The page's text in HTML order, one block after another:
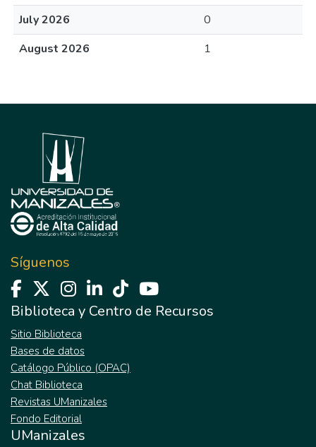
July 2026
0
August 2026
1
Síguenos
Biblioteca y Centro de Recursos
Sitio Biblioteca
Bases de datos
Catálogo Público (OPAC)
Chat Biblioteca
Revistas UManizales
Fondo Editorial
UManizales